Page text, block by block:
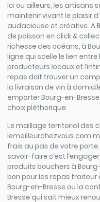
Ici ou ailleurs, les artisans
maintenir vivant le plaisir
audacieuse et créative. A
de poisson en click &
richesse des océans, à
ligne qui scelle le lien
producteurs locaux et
repas doit trouver un
la livraison de vin à
emporter Bourg-en-
choix pléthorique.
Le maillage territorial des
lemeilleurchezvous.com
frais au pas de votre
savoir-faire c’est
produits bouchers à
bon pour les repas
Bourg-en-Bresse ou la
Bresse qui sait mieux